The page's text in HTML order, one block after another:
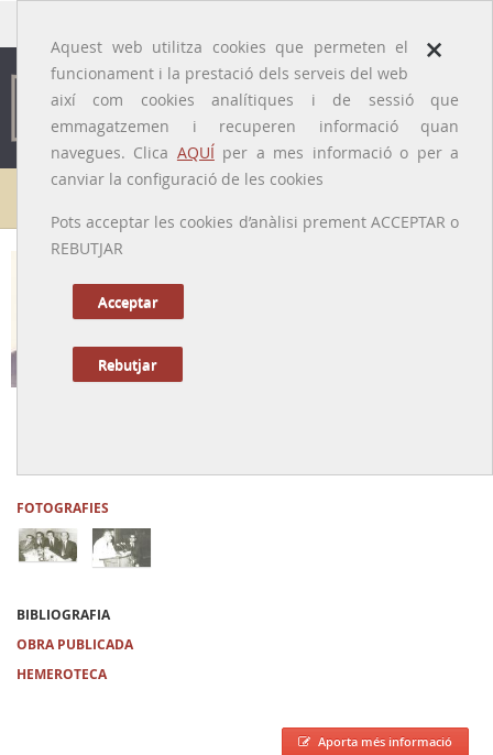
×
Aquest web utilitza cookies que permeten el
funcionament i la prestació dels serveis del web
així com cookies analítiques i de sessió que
emmagatzemen i recuperen informació quan
navegues. Clica AQUÍper a mes informació o per a
canviar la configuració de les cookies
Pots acceptar les cookies d’anàlisi prement ACCEPTAR o
REBUTJAR
Acceptar
Rebutjar
Galeria de metges
FOTOGRAFIES
BIBLIOGRAFIA
OBRA PUBLICADA
HEMEROTECA
Aporta més informació